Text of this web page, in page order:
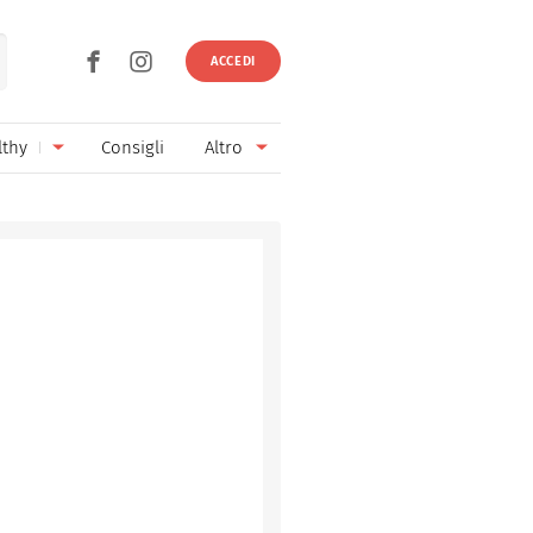
ACCEDI
Consigli Altro